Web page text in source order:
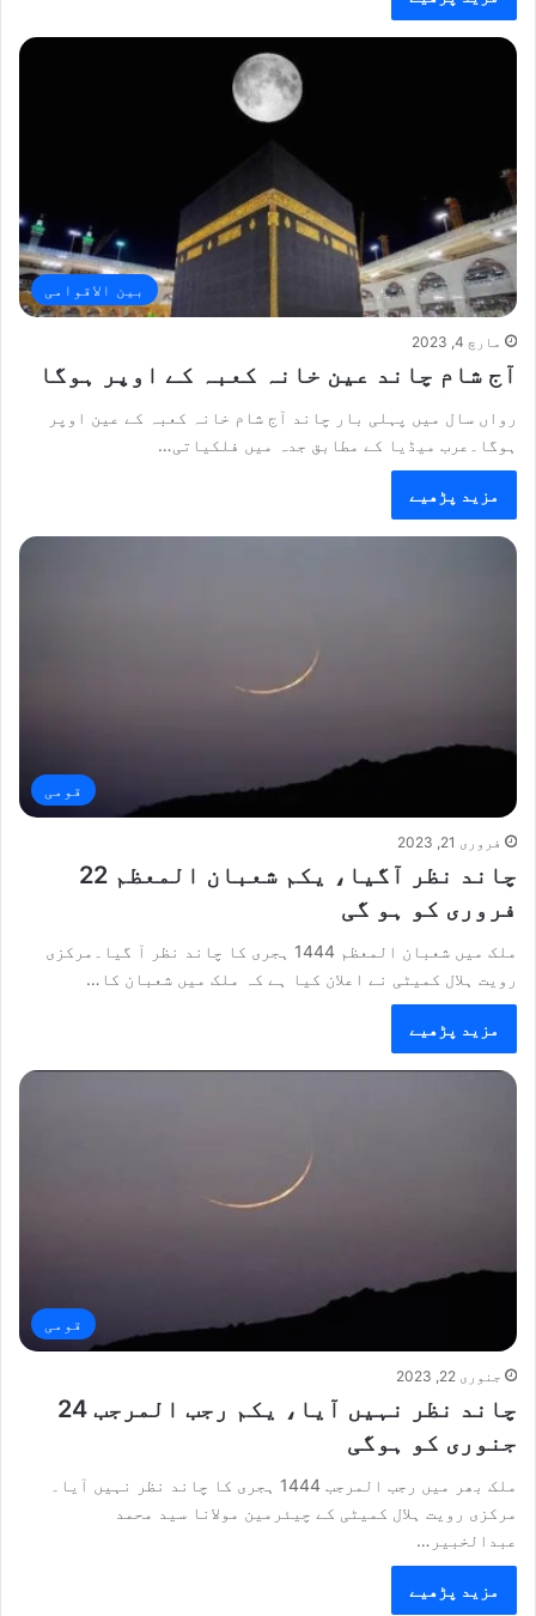
بین الاقوامی
مارچ 4, 2023
آج شام چاند عین خانہ کعبہ کے اوپر ہوگا
رواں سال میں پہلی بار چاند آج شام خانہ کعبہ کے عین اوپر
ہوگا۔عرب میڈیا کے مطابق جدہ میں فلکیاتی…
مزید پڑھیے
قومی
فروری 21, 2023
چاند نظر آگیا، یکم شعبان المعظم 22
فروری کو ہو گی
ملک میں شعبان المعظم 1444 ہجری کا چاند نظر آ گیا۔مرکزی
رویت ہلال کمیٹی نے اعلان کیا ہے کہ ملک میں شعبان کا…
مزید پڑھیے
قومی
جنوری 22, 2023
چاند نظر نہیں آیا، یکم رجب المرجب 24
جنوری کو ہوگی
ملک بھر میں رجب المرجب 1444 ہجری کا چاند نظر نہیں آیا۔
مرکزی رویت ہلال کمیٹی کے چیئرمین مولانا سید محمد
عبدالخبیر…
مزید پڑھیے